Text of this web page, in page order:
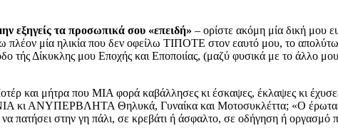
εξηγείς τα προσωπικά σου «επειδή» – ορίστε ακόμη μία δική μου
πλέον μία ηλικία που δεν οφείλω ΤΙΠΟΤΕ στον εαυτό μου, το
Δίκυκλης μου Εποχής και Εποποιίας, (μαζύ φυσικά με το άλλο
και μήτρα που ΜΙΑ φορά καβάλλησες κι έσκαψες, έκλαψες κι
κι ΑΝΥΠΕΡΒΛΗΤΑ Θηλυκά, Γυναίκα και Μοτοσυκλέττα; «Ο
στην γη πάλι, σε κρεβάτι ή άσφαλτο, σε οδήγηση ή οργασμό